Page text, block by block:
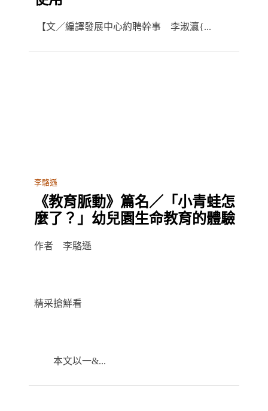
【文／編譯發展中心約聘幹事 李淑瀛{...
李駱遜
《教育脈動》篇名／「小青蛙怎
麼了？」幼兒園生命教育的體驗
作者 李駱遜
精采搶鮮看
本文以一&...